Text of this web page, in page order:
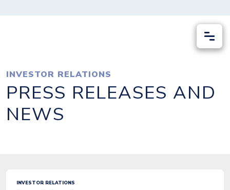
INVESTOR RELATIONS
PRESS RELEASES AND
NEWS
INVESTOR RELATIONS